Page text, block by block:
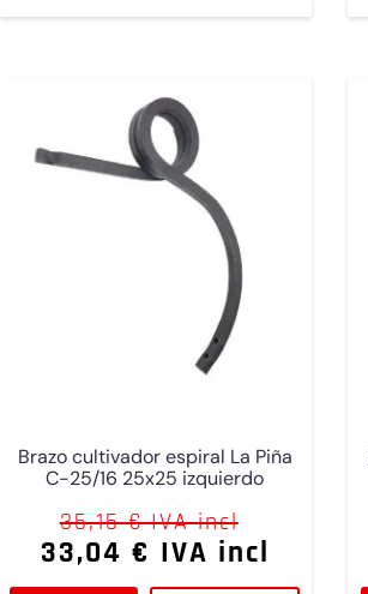
Brazo cultivador espiral La Piña
C-25/16 25x25 izquierdo
35,15 € IVA incl
33,04 € IVA incl